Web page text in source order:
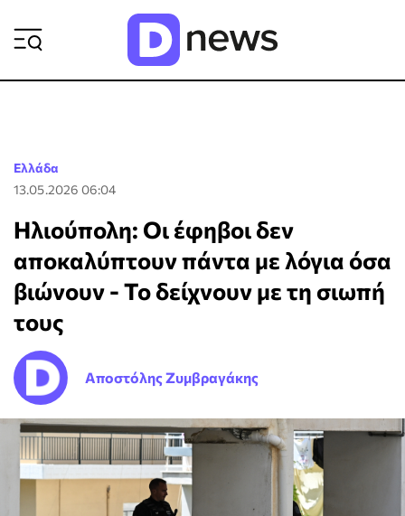
Ελλάδα
13.05.2026 06:04
Ηλιούπολη: Οι έφηβοι δεν
αποκαλύπτουν πάντα με λόγια όσα
βιώνουν - Το δείχνουν με τη σιωπή
τους
Αποστόλης Ζυμβραγάκης